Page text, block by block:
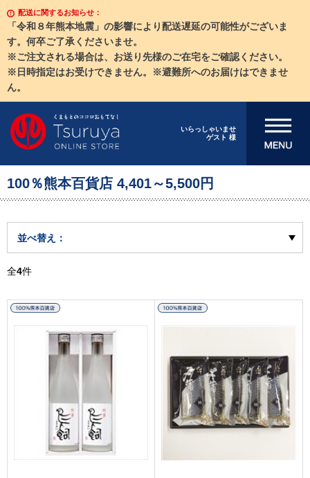
配送に関するお知らせ：
「令和８年熊本地震」の影響により配送遅延の可能性がございま
す。何卒ご了承くださいませ。
※ご注文される場合は、お送り先様のご在宅をご確認ください。
※日時指定はお受けできません。※避難所へのお届けはできませ
ん。
いらっしゃいませ
ゲスト 様
メニューを開
100％熊本百貨店 4,401～5,500円
並べ替え：
全4件